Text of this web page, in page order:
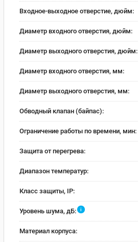
Входное-выходное отверстие, дюйм:
Диаметр входного отверстия, дюйм:
Диаметр выходного отверстия, дюйм:
Диаметр входного отверстия, мм:
Диаметр выходного отверстия, мм:
Обводный клапан (байпас):
Ограничение работы по времени, мин:
Защита от перегрева:
Диапазон температур:
Класс защиты, IP:
Уровень шума, дБ: i
Материал корпуса: